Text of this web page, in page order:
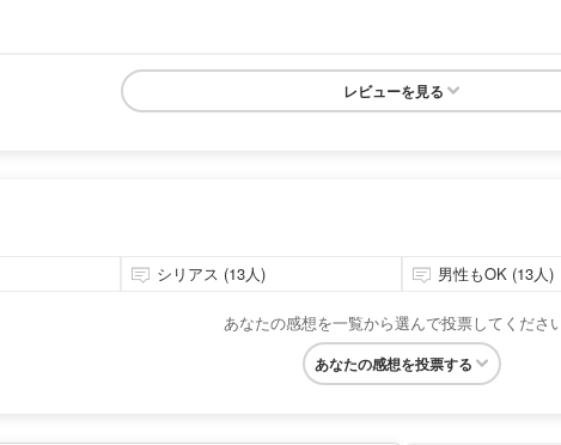
レビューを見る
シリアス (13人) 男性もOK (13人)
あなたの感想を一覧から選んで投票してください
あなたの感想を投票する